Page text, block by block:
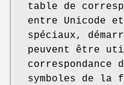
table de
entre Unicode
spéciaux,
peuvent être
symboles de la